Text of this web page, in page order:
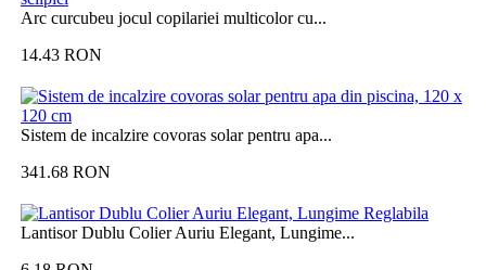
Arc curcubeu jocul copilariei multicolor cu...
14.43 RON
Sistem de incalzire covoras solar pentru apa...
341.68 RON
Lantisor Dublu Colier Auriu Elegant, Lungime...